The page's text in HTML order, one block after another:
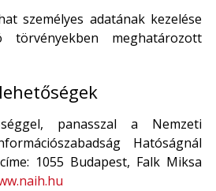
személyes adatának kezelése
meghatározott
panasszal a Nemzeti
Hatóságnál
1055 Budapest, Falk Miksa